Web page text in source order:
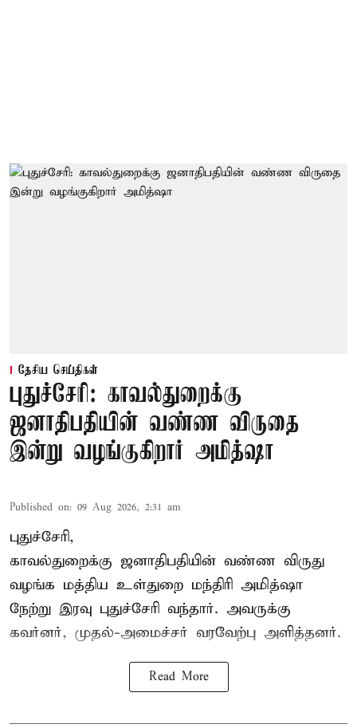
தேசிய செய்திகள்
புதுச்சேரி: காவல்துறைக்கு
ஜனாதிபதியின் வண்ண விருதை
இன்று வழங்குகிறார் அமித்ஷா
Published on: 09 Aug 2026, 2:31 am
புதுச்சேரி,
காவல்துறைக்கு ஜனாதிபதியின் வண்ண விருது
வழங்க மத்திய உள்துறை மந்திரி அமித்ஷா
நேற்று இரவு புதுச்சேரி வந்தார். அவருக்கு
கவர்னர், முதல்-அமைச்சர் வரவேற்பு அளித்தனர்.
Read More